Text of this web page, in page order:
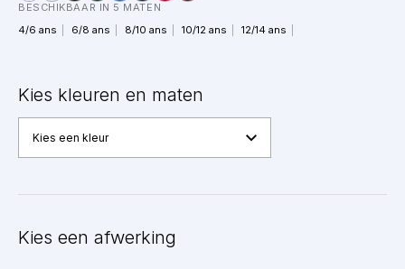
BESCHIKBAAR IN 5 MATEN
4/6 ans
6/8 ans 8/10 ans 10/12 ans 12/14 ans
Kies kleuren en maten
Kies een kleur
Kies een afwerking